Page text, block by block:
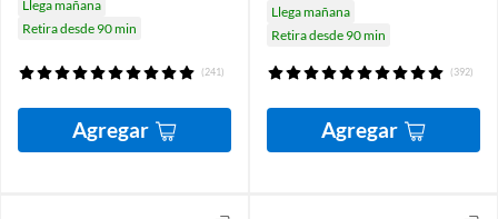
Llega mañana
Retira desde 90 min
(241)
Agregar
Llega mañana
Retira desde 90 min
(392)
Agregar